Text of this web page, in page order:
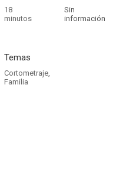
18
minutos
Sin
información
Temas
Cortometraje,
Familia